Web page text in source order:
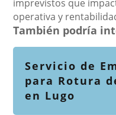
imprevistos que
operativa y
También podría
Servicio de
para Rotura
en Lugo